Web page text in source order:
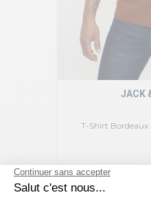
T-Shirt Bordeaux
JACK